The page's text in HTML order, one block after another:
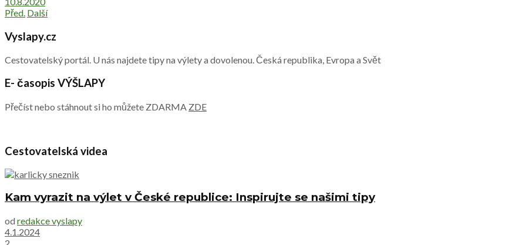
Před. Další
Vyslapy.cz
Cestovatelský portál. U nás najdete tipy na výlety a dovolenou. Česká republika, Evropa a Svět
E- časopis VÝŠLAPY
Přečíst nebo stáhnout si ho můžete ZDARMA ZDE
Cestovatelská videa
Kam vyrazit na výlet v České republice: Inspirujte se našimi tipy
od redakce vyslapy
4.1.2024